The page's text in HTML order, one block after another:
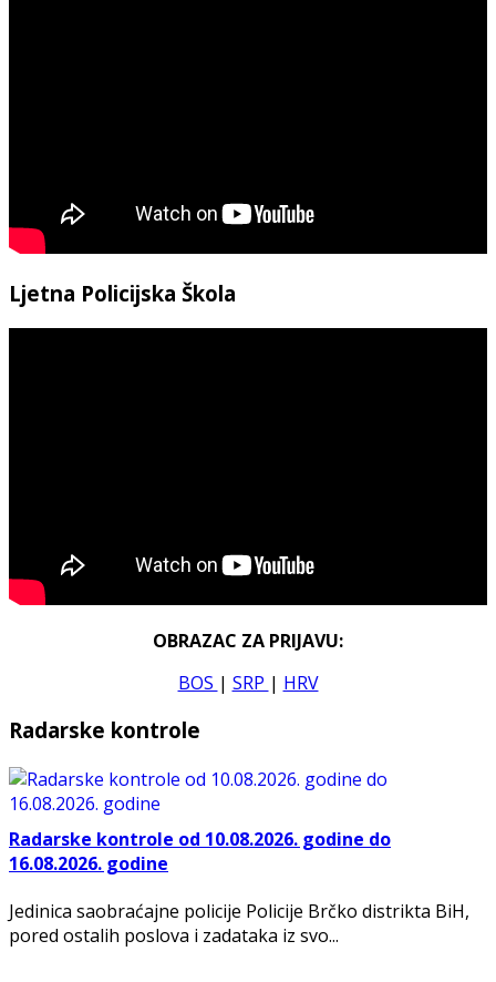
Ljetna Policijska Škola
OBRAZAC ZA PRIJAVU:
BOS | SRP | HRV
Radarske kontrole
Radarske kontrole od 10.08.2026. godine do
16.08.2026. godine
Jedinica saobraćajne policije Policije Brčko distrikta BiH,
pored ostalih poslova i zadataka iz svo...